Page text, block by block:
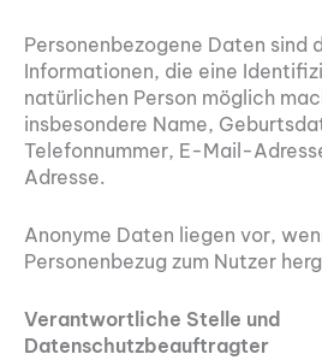
Personenbezogene Daten sind
Informationen, die eine
natürlichen Person möglich
insbesondere Name,
Telefonnummer, E-Mail-
Adresse.
Anonyme Daten liegen vor,
Personenbezug zum Nutzer
Verantwortliche Stelle und
Datenschutzbeauftragter